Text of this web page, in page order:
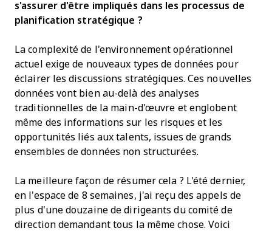
s'assurer d'être impliqués dans les processus de
planification stratégique ?
La complexité de l'environnement opérationnel
actuel exige de nouveaux types de données pour
éclairer les discussions stratégiques. Ces nouvelles
données vont bien au-delà des analyses
traditionnelles de la main-d'œuvre et englobent
même des informations sur les risques et les
opportunités liés aux talents, issues de grands
ensembles de données non structurées.
La meilleure façon de résumer cela ? L'été dernier,
en l'espace de 8 semaines, j'ai reçu des appels de
plus d'une douzaine de dirigeants du comité de
direction demandant tous la même chose. Voici